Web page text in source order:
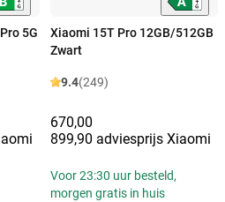
5G
Xiaomi 15T Pro 12GB/512GB
Zwart
9.4(249)
670,00
899,90 adviesprijs Xiaomi
Voor 23:30 uur besteld,
morgen gratis in huis